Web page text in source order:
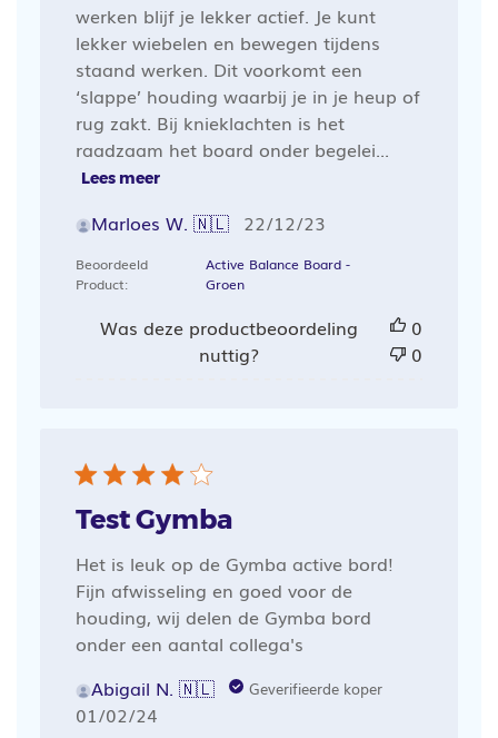
werken blijf je lekker actief. Je kunt
lekker wiebelen en bewegen tijdens
staand werken. Dit voorkomt een
‘slappe’ houding waarbij je in je heup of
rug zakt. Bij knieklachten is het
raadzaam het board onder begelei...
Lees meer
Marloes W. 🇳🇱 Publicatiedatum
22/12/23
Beoordeeld
Product:
Active Balance Board -
Groen
Was deze productbeoordeling
nuttig?
0
0
Test Gymba
Het is leuk op de Gymba active bord!
Fijn afwisseling en goed voor de
houding, wij delen de Gymba bord
onder een aantal collega's
Abigail N. 🇳🇱
Geverifieerde koper
Publicatiedatum
01/02/24